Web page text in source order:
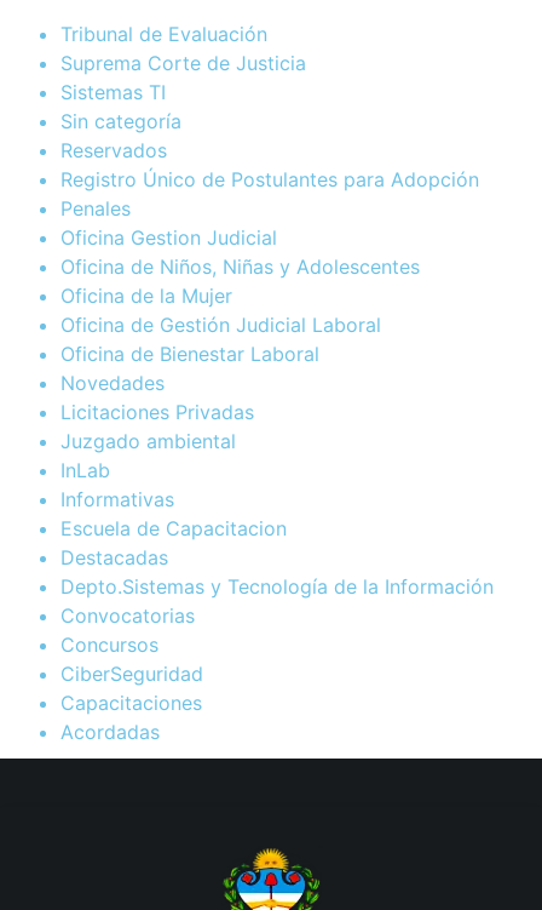
Tribunal de Evaluación
Suprema Corte de Justicia
Sistemas TI
Sin categoría
Reservados
Registro Único de Postulantes para Adopción
Penales
Oficina Gestion Judicial
Oficina de Niños, Niñas y Adolescentes
Oficina de la Mujer
Oficina de Gestión Judicial Laboral
Oficina de Bienestar Laboral
Novedades
Licitaciones Privadas
Juzgado ambiental
InLab
Informativas
Escuela de Capacitacion
Destacadas
Depto.Sistemas y Tecnología de la Información
Convocatorias
Concursos
CiberSeguridad
Capacitaciones
Acordadas